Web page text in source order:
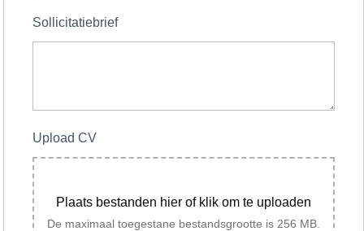
Sollicitatiebrief
Upload CV
Plaats bestanden hier of klik om te uploaden
De maximaal toegestane bestandsgrootte is 256 MB.